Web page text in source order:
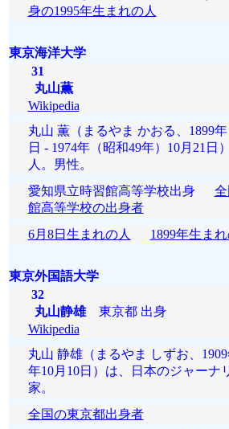
身の1995年生まれの人
東京海洋大学
31
丸山薫
Wikipedia
丸山 薫（まるやま かおる、1899
日 - 1974年（昭和49年）10月21日
人。男性。
愛知県立時習館高等学校出身
館高等学校の出身者
6月8日生まれの人
1899年生まれ
東京外国語大学
32
丸山静雄東京都 出身
Wikipedia
丸山 静雄（まるやま しずお、1909
年10月10日）は、日本のジャーナ
家。
全国の東京都出身者